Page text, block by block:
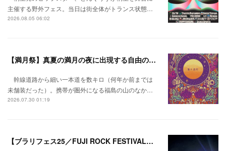
主催する野外フェス。当日は街全体がトランス状態…
2026.08.05 06:02
【満月祭】真夏の満月の夜に出現する自由の桃源郷。
幹線道路から細い一本道を数キロ（何年か前までは
未舗装だった）。携帯が圏外になる福島の山のなか…
2026.07.30 01:19
【ブラリフェス25／FUJI ROCK FESTIVAL】日本の夏にはフジロックが欠かせない。